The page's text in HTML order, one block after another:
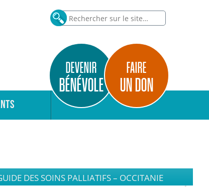
FAIRE
UN DON
DEVENIR
BÉNÉVOLE
DES SOINS PALLIATIFS – OCCITANIE